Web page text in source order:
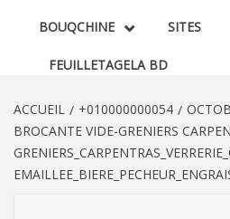
BOUQCHINE
FEUILLETAGELA BD
SITES
ACCUEIL +010000000054
BROCANTE VIDE-GRENIERS